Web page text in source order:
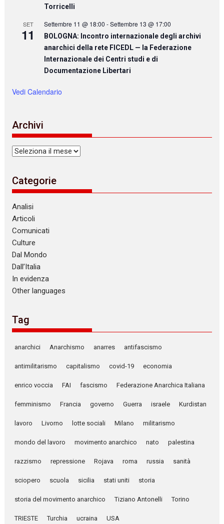
Torricelli
SET
11
Settembre 11 @ 18:00 -Settembre 13 @ 17:00
BOLOGNA: Incontro internazionale degli archivi
anarchici della rete FICEDL — la Federazione
Internazionale dei Centri studi e di
Documentazione Libertari
Vedi Calendario
Archivi
Archivi
Categorie
Analisi
Articoli
Comunicati
Culture
Dal Mondo
Dall’Italia
In evidenza
Other languages
Tag
anarchici Anarchismo anarres antifascismo
antimilitarismo capitalismo covid-19 economia
enrico voccia FAI fascismo Federazione Anarchica Italiana
femminismo Francia governo Guerra israele Kurdistan
lavoro Livorno lotte sociali Milano militarismo
mondo del lavoro movimento anarchico nato palestina
razzismo repressione Rojava roma russia sanità
sciopero scuola sicilia stati uniti storia
storia del movimento anarchico Tiziano Antonelli Torino
TRIESTE Turchia ucraina USA